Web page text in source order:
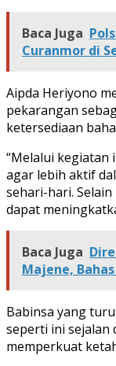
Baca Juga
Curanmor di
Aipda Heriyono
pekarangan
ketersediaan
“Melalui kegiatan
agar lebih aktif
sehari-hari.
dapat
Baca Juga
Majene,
Babinsa yang
seperti ini sejalan
memperkuat